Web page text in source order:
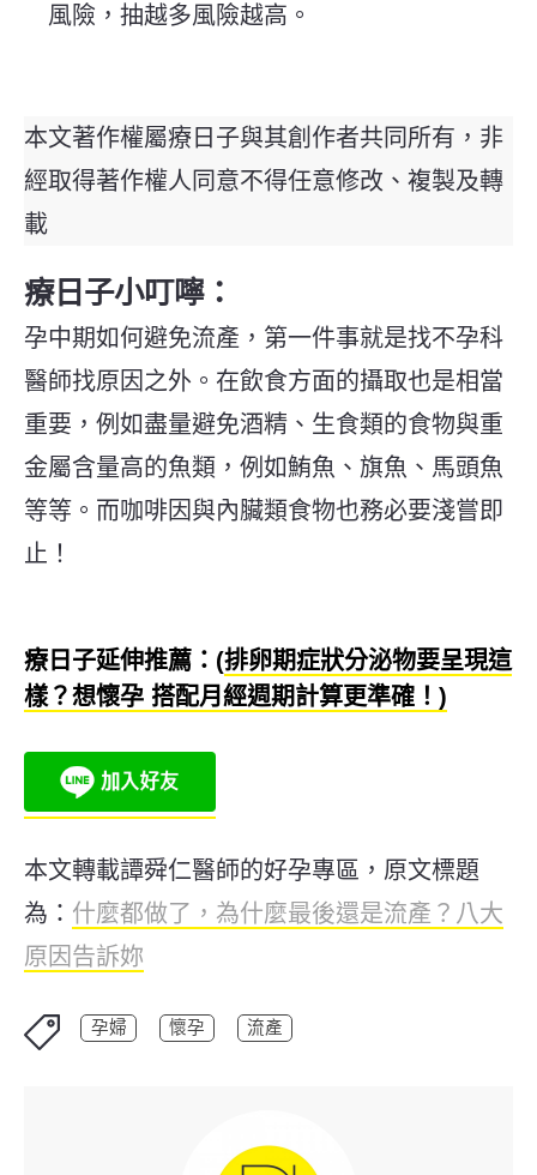
風險，抽越多風險越高。
本文著作權屬療日子與其創作者共同所有，非
經取得著作權人同意不得任意修改、複製及轉
載
療日子小叮嚀：
孕中期如何避免流產 ，第一件事就是找不孕科
醫師找原因之外。在飲食方面的攝取也是相當
重要，例如盡量避免酒精、生食類的食物與重
金屬含量高的魚類，例如鮪魚、 旗魚、馬頭魚
等等。 而咖啡因與內臟類食物也務必要淺嘗即
止！
療日子延伸推薦：(排卵期症狀分泌物要呈現這
樣？想懷孕 搭配月經週期計算更準確！)
本文轉載譚舜仁醫師的好孕專區，原文標題
為： 什麼都做了，為什麼最後還是流產？八大
原因告訴妳
孕婦 懷孕 流產